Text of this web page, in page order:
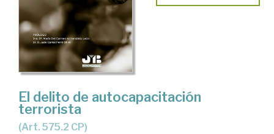
El delito de autocapacitación
terrorista
(Art. 575.2 CP)